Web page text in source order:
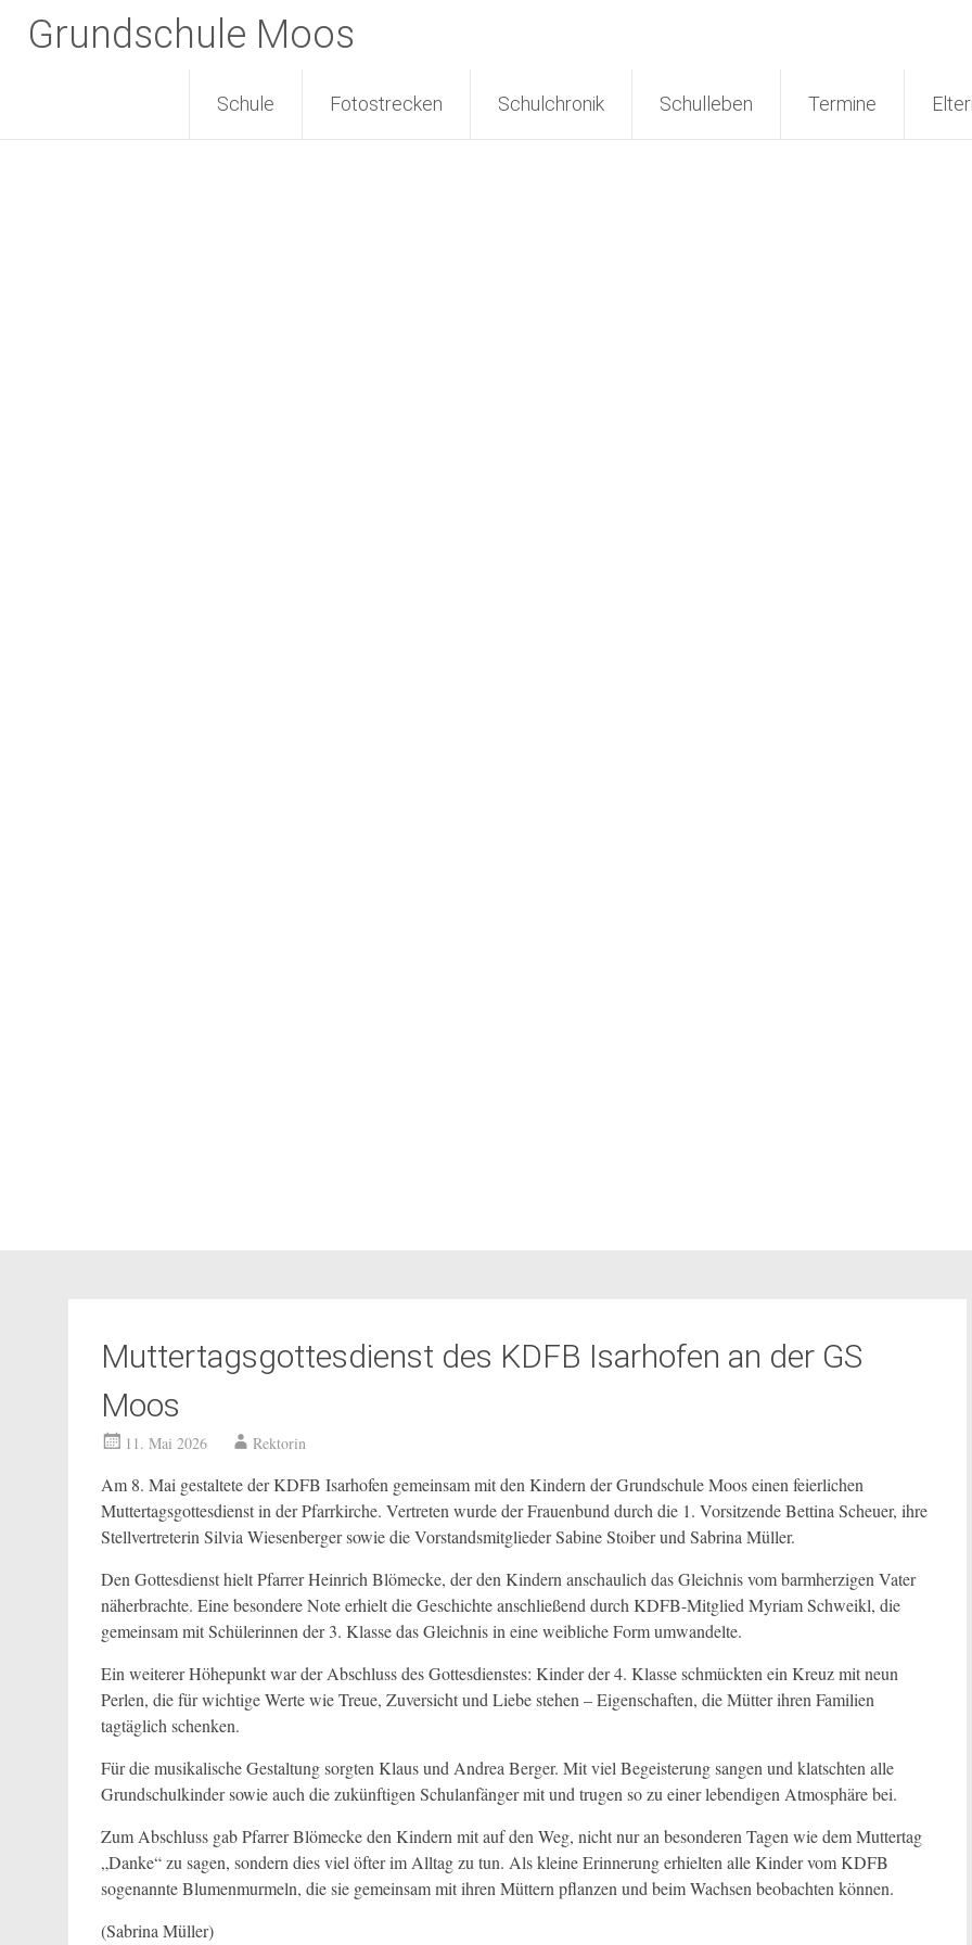
InhaltGrundschule Moos
Schule Fotostrecken Schulchronik Schulleben Termine
Muttertagsgottesdienst des KDFB Isarhofen an der GS
Moos
11. Mai 2026 Rektorin
Am 8. Mai gestaltete der KDFB Isarhofen gemeinsam mit den Kindern der Grundschule Moos einen feierlichen
Muttertagsgottesdienst in der Pfarrkirche. Vertreten wurde der Frauenbund durch die 1. Vorsitzende Bettina Scheuer, ihre
Stellvertreterin Silvia Wiesenberger sowie die Vorstandsmitglieder Sabine Stoiber und Sabrina Müller.
Den Gottesdienst hielt Pfarrer Heinrich Blömecke, der den Kindern anschaulich das Gleichnis vom barmherzigen Vater
näherbrachte. Eine besondere Note erhielt die Geschichte anschließend durch KDFB-Mitglied Myriam Schweikl, die
gemeinsam mit Schülerinnen der 3. Klasse das Gleichnis in eine weibliche Form umwandelte.
Ein weiterer Höhepunkt war der Abschluss des Gottesdienstes: Kinder der 4. Klasse schmückten ein Kreuz mit neun
Perlen, die für wichtige Werte wie Treue, Zuversicht und Liebe stehen – Eigenschaften, die Mütter ihren Familien
tagtäglich schenken.
Für die musikalische Gestaltung sorgten Klaus und Andrea Berger. Mit viel Begeisterung sangen und klatschten alle
Grundschulkinder sowie auch die zukünftigen Schulanfänger mit und trugen so zu einer lebendigen Atmosphäre bei.
Zum Abschluss gab Pfarrer Blömecke den Kindern mit auf den Weg, nicht nur an besonderen Tagen wie dem Muttertag
„Danke“ zu sagen, sondern dies viel öfter im Alltag zu tun. Als kleine Erinnerung erhielten alle Kinder vom KDFB
sogenannte Blumenmurmeln, die sie gemeinsam mit ihren Müttern pflanzen und beim Wachsen beobachten können.
(Sabrina Müller)